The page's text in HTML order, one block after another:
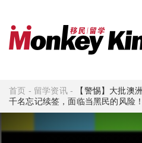
首页 - 留学资讯-
【警惕】大批澳
千名忘记续签，面临当黑民的风险！